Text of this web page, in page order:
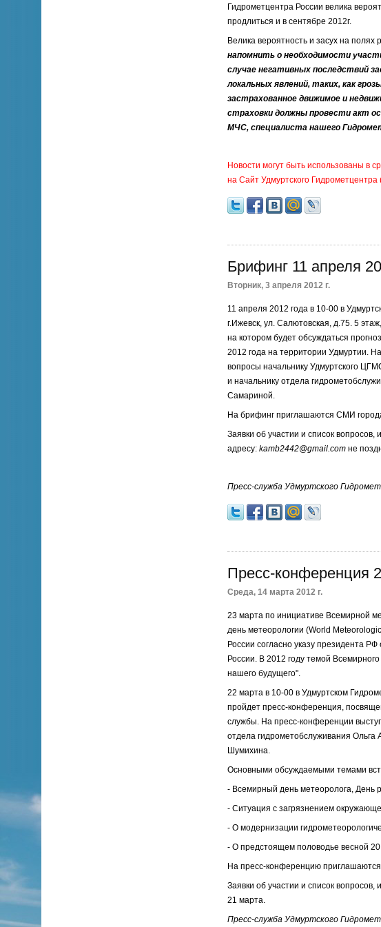
Гидрометцентра России велика
продлиться и в сентябре 2012г.
Велика вероятность и засух на полях
напомнить о необходимости
случае негативных последствий
локальных явлений, таких, как
застрахованное движимое и
страховки должны провести акт
МЧС, специалиста нашего
Новости могут быть использованы в
на Сайт Удмуртского
Брифинг 11 апреля
Вторник, 3 апреля 2012 г.
11 апреля 2012 года в 10-00 в
г.Ижевск, ул. Салютовская, д.75. 5
на котором будет обсуждаться
2012 года на территории Удмуртии.
вопросы начальнику Удмуртского
и начальнику отдела
Самариной.
На брифинг приглашаются СМИ
Заявки об участии и список
адресу: kamb2442@gmail.com не
Пресс-служба Удмуртского
Пресс-конференция
Среда, 14 марта 2012 г.
23 марта по инициативе Всемирной
день метеорологии (World
России согласно указу президента
России. В 2012 году темой
нашего будущего".
22 марта в 10-00 в Удмуртском
пройдет пресс-конференция,
службы. На пресс-конференции
отдела гидрометобслуживания
Шумихина.
Основными обсуждаемыми темами
- Всемирный день метеоролога, День
- Ситуация с загрязнением
- О модернизации
- О предстоящем половодье весной
На пресс-конференцию
Заявки об участии и список
21 марта.
Пресс-служба Удмуртского